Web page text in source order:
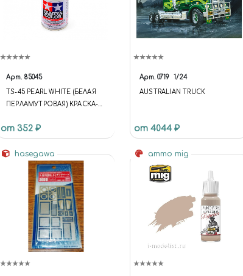
Арт. 85045
TS-45 PEARL WHITE (БЕЛАЯ
ПЕРЛАМУТРОВАЯ) КРАСКА-
от 352 ₽
Арт. 0719 1/24
AUSTRALIAN TRUCK
от 4044 ₽
hasegawa ammo mig